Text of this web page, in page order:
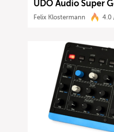
UDO Audio Super
Felix Klostermann 4.0